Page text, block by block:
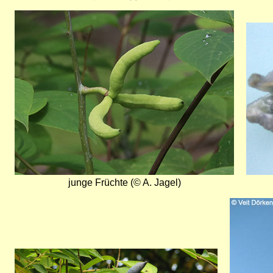
Bild
junge Früchte (© A. Jagel)
Bild
Bild